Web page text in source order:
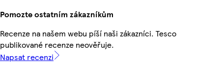
Pomozte ostatním zákazníkům
Recenze na našem webu píší naši zákazníci. Tesco
publikované recenze neověřuje.
Napsat recenzi